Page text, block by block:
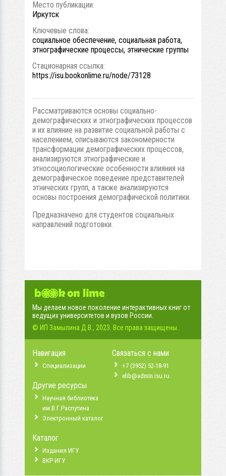
Место публикации:
Иркутск
Ключевые слова:
социальное обеспечение, социальная работа,
этнографические процессы, этнические группы
Стационарная ссылка:
https://isu.bookonlime.ru/node/73128
Рассматриваются основы социально-
демографических и этнографических процессов
и их влияние на развитие социальной работы с
населением, описываются закономерности
трансформации демографических процессов,
анализируются этнографические и
этносоциологические особенности влияния на
демографическое поведение представителей
этнических групп, а также анализируются
основы построения демографической политики.
Предназначено для студентов социальных
направлений подготовки.
Мы делаем новое поколение интерактивных книг от
ведущих университетов и вузов России.
© ИП Замылина Д.В., 2023. Все права защищены.
Навигация
Специализации
Другие ресурсы
Научная библиотека
им.В.Г.Распутина
Электронный каталог
Каталог
Издания ИГУ
ВКР ИГУ
Связаться с нами
+7 (3952) 52-18-91
elib@admin.isu.ru